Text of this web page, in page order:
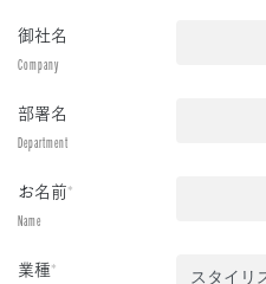
御社名
Company
部署名
Department
お名前*
Name
業種*